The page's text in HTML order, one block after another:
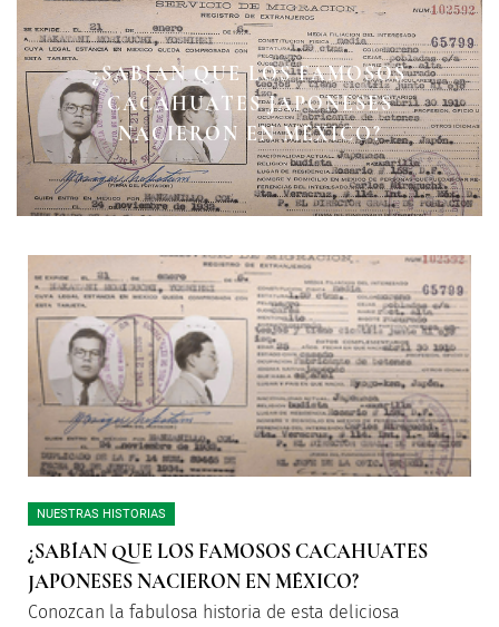
¿SABÍAN QUE LOS FAMOSOS
CACAHUATES JAPONESES
NACIERON EN MÉXICO?
NUESTRAS HISTORIAS
¿SABÍAN QUE LOS FAMOSOS CACAHUATES
JAPONESES NACIERON EN MÉXICO?
Conozcan la fabulosa historia de esta deliciosa